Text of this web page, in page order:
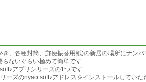
、各種封筒、郵便振替用紙)の新居の場所にナン
らないぐらい極めて簡単です
アプリシリーズの1つです
ーズのnyao soft♪アドレスをインストールしてい